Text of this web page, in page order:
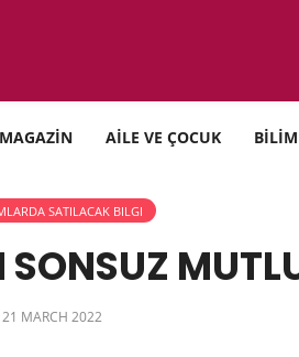
MAGAZİN AİLE VE ÇOCUK BİLİM
SATILACAK BILGI
21 MARCH 2022